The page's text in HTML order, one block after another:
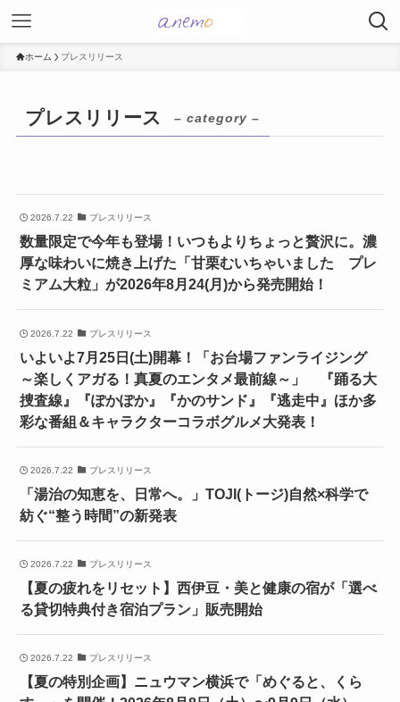
ホーム プレスリリース
プレスリリース – category –
2026.7.22 プレスリリース
数量限定で今年も登場！いつもよりちょっと贅沢に。濃
厚な味わいに焼き上げた「甘栗むいちゃいました プレ
ミアム大粒」が2026年8月24(月)から発売開始！
2026.7.22 プレスリリース
いよいよ7月25日(土)開幕！「お台場ファンライジング
～楽しくアガる！真夏のエンタメ最前線～」 『踊る大
捜査線』『ぽかぽか』『かのサンド』『逃走中』ほか多
彩な番組＆キャラクターコラボグルメ大発表！
2026.7.22 プレスリリース
「湯治の知恵を、日常へ。」TOJI(トージ)自然×科学で
紡ぐ“整う時間”の新発表
2026.7.22 プレスリリース
【夏の疲れをリセット】西伊豆・美と健康の宿が「選べ
る貸切特典付き宿泊プラン」販売開始
2026.7.22 プレスリリース
【夏の特別企画】ニュウマン横浜で「めぐると、くら